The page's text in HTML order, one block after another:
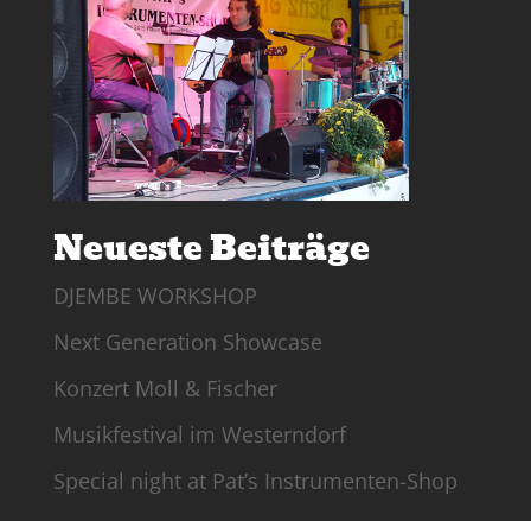
Neueste Beiträge
DJEMBE WORKSHOP
Next Generation Showcase
Konzert Moll & Fischer
Musikfestival im Westerndorf
Special night at Pat’s Instrumenten-Shop